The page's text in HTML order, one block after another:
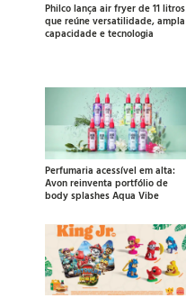
Philco lança air fryer de 11 litros
que reúne versatilidade, ampla
capacidade e tecnologia
Perfumaria acessível em alta:
Avon reinventa portfólio de
body splashes Aqua Vibe